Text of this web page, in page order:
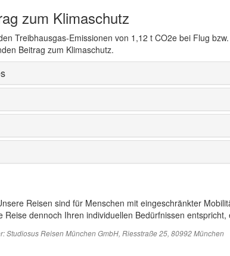
zum Klimaschutz
Treibhausgas-Emissionen von 1,12 t CO2e bei Flug
Beitrag zum Klimaschutz.
Reisen sind für Menschen mit eingeschränkter
Reise dennoch Ihren individuellen Bedürfnissen
Studiosus Reisen München GmbH, Riesstraße 25, 80992 München